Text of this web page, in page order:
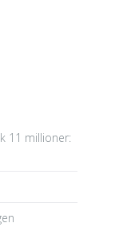
11 millioner: